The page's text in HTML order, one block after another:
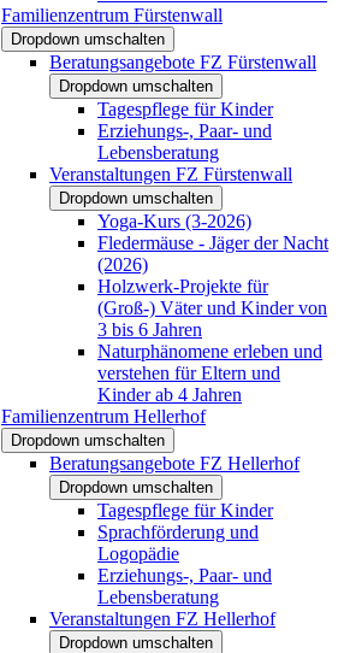
Familienzentrum Fürstenwall
Dropdown umschalten
Beratungsangebote FZ Fürstenwall
Dropdown umschalten
Tagespflege für Kinder
Erziehungs-, Paar- und
Lebensberatung
Veranstaltungen FZ Fürstenwall
Dropdown umschalten
Yoga-Kurs (3-2026)
Fledermäuse - Jäger der Nacht
(2026)
Holzwerk-Projekte für
(Groß-) Väter und Kinder von
3 bis 6 Jahren
Naturphänomene erleben und
verstehen für Eltern und
Kinder ab 4 Jahren
Familienzentrum Hellerhof
Dropdown umschalten
Beratungsangebote FZ Hellerhof
Dropdown umschalten
Tagespflege für Kinder
Sprachförderung und
Logopädie
Erziehungs-, Paar- und
Lebensberatung
Veranstaltungen FZ Hellerhof
Dropdown umschalten